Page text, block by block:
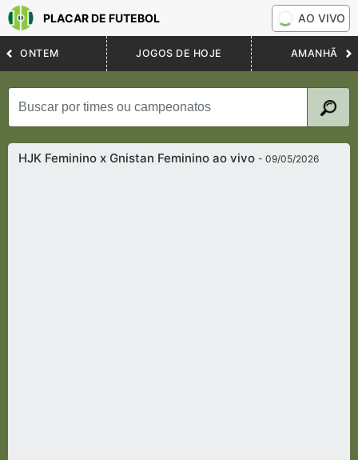
PLACAR DE FUTEBOL AO VIVO
ONTEM JOGOS DE HOJE AMANHÃ
HJK Feminino x Gnistan Feminino ao vivo- 09/05/2026